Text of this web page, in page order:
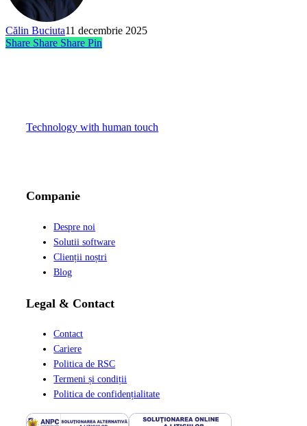
Călin Buciuta11 decembrie 2025
Share Share Share Pin
Technology with human touch
Companie
Despre noi
Solutii software
Clienții noștri
Blog
Legal & Contact
Contact
Cariere
Politica de RSC
Termeni și condiții
Politica de confidențialitate